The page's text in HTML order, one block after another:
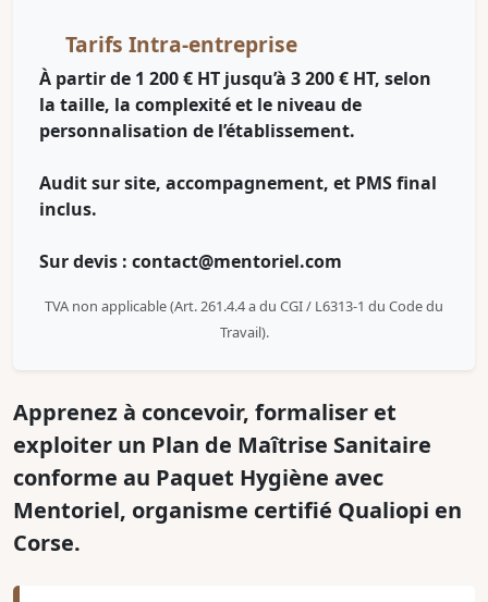
Tarifs Intra-entreprise
À partir de 1 200 € HT jusqu’à 3 200 € HT, selon
la taille, la complexité et le niveau de
personnalisation de l’établissement.
Audit sur site, accompagnement, et PMS final
inclus.
Sur devis : contact@mentoriel.com
TVA non applicable (Art. 261.4.4 a du CGI / L6313-1 du Code du
Travail).
Apprenez à concevoir, formaliser et
exploiter un Plan de Maîtrise Sanitaire
conforme au Paquet Hygiène avec
Mentoriel, organisme certifié Qualiopi en
Corse.